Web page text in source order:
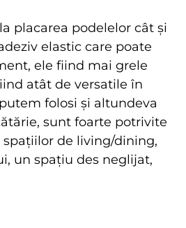
placarea podelelor cât și
elastic care poate
ele fiind mai grele
atât de versatile în
folosi și altundeva
sunt foarte potrivite
de living/dining,
un spațiu des neglijat,